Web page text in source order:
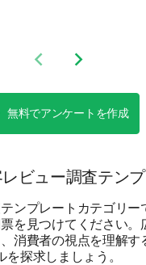
additional
Previous slide
Next slide
無料でアンケートを作成
ビュー調査テン
ンプレートカテゴリー
を見つけてください。
消費者の視点を理解す
を探求しましょう。